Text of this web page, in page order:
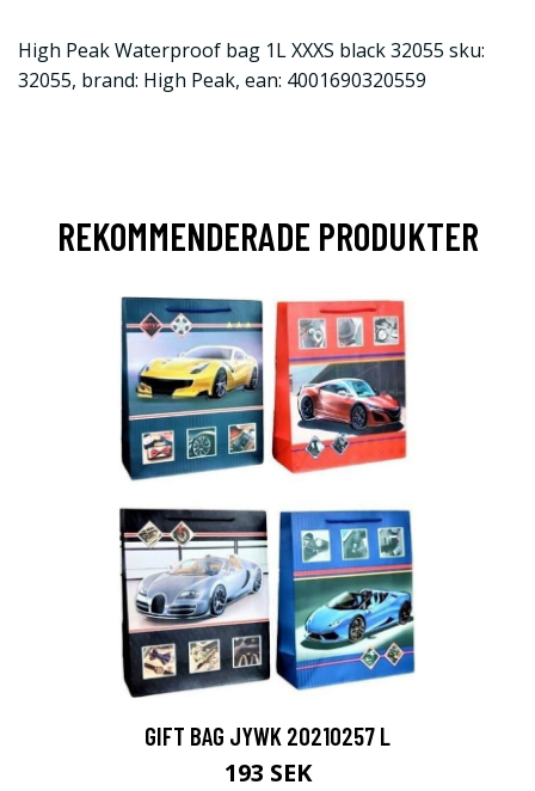
High Peak Waterproof bag 1L XXXS black 32055 sku:
32055, brand: High Peak, ean: 4001690320559
REKOMMENDERADE PRODUKTER
GIFT BAG JYWK 20210257 L
193 SEK